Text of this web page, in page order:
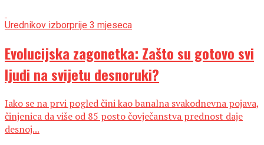
Urednikov izborprije 3 mjeseca
Evolucijska zagonetka: Zašto su gotovo svi
ljudi na svijetu desnoruki?
Iako se na prvi pogled čini kao banalna svakodnevna pojava,
činjenica da više od 85 posto čovječanstva prednost daje
desnoj...